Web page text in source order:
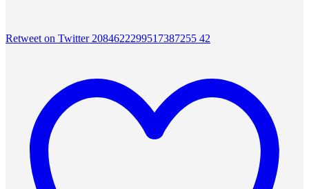
Retweet on Twitter 2084622299517387255 42